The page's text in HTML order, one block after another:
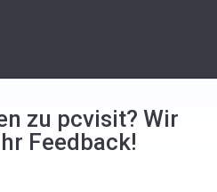
zu pcvisit? Wir
Feedback!